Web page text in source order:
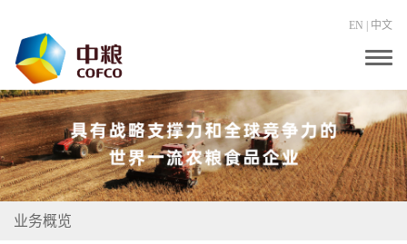
EN 中文
T
g
l
e
n
a
v
i
业务概览